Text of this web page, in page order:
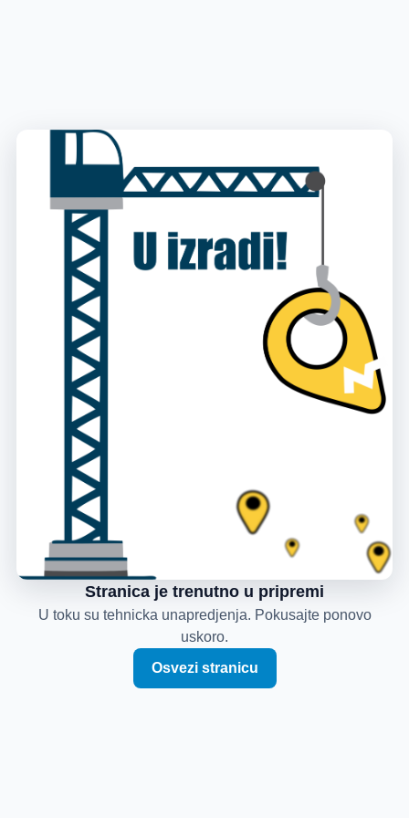
Stranica je trenutno u pripremi
U toku su tehnicka unapredjenja. Pokusajte ponovo
uskoro.
Osvezi stranicu